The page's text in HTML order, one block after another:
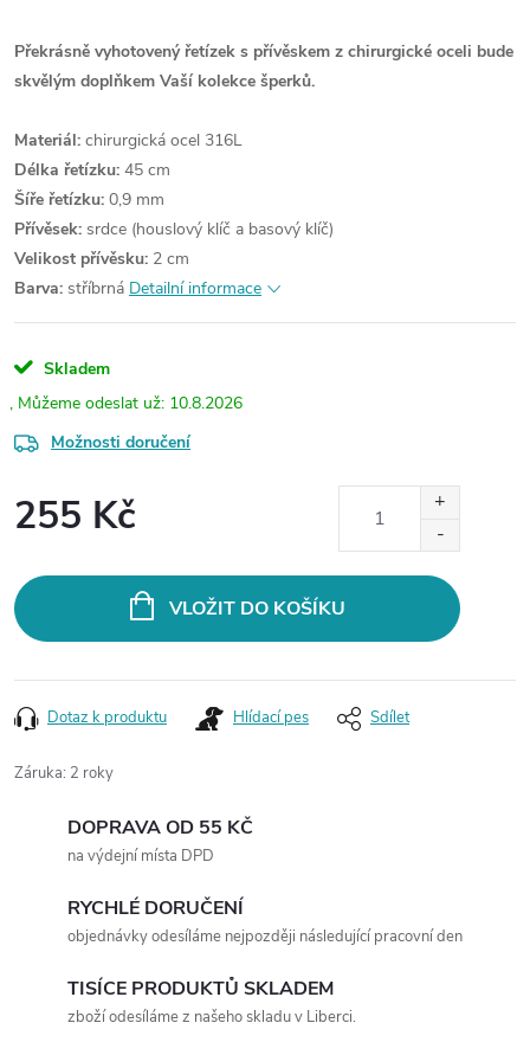
Překrásně vyhotovený řetízek s přívěskem z chirurgické oceli bude
skvělým doplňkem Vaší kolekce šperků.
Materiál: chirurgická ocel 316L
Délka řetízku: 45 cm
Šíře řetízku: 0,9 mm
Přívěsek: srdce (houslový klíč a basový klíč)
Velikost přívěsku: 2 cm
Barva: stříbrná Detailní informace
Skladem
10.8.2026
Možnosti doručení
255 Kč
VLOŽIT DO KOŠÍKU
Dotaz k produktu Hlídací pes Sdílet
Záruka: 2 roky
DOPRAVA OD 55 KČ
na výdejní místa DPD
RYCHLÉ DORUČENÍ
objednávky odesíláme nejpozději následující pracovní den
TISÍCE PRODUKTŮ SKLADEM
zboží odesíláme z našeho skladu v Liberci.